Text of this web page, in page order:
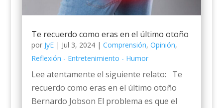
Te recuerdo como eras en el último otoño
por JyE| Jul 3, 2024| Comprensión, Opinión,
Reflexión - Entretenimiento - Humor
Lee atentamente el siguiente relato: Te
recuerdo como eras en el último otoño
Bernardo Jobson El problema es que el